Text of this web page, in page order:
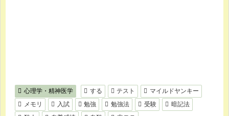
心理学・精神医学 する テスト
マイルドヤンキー
メモリ
入試 勉強 勉強法 受験
暗記法